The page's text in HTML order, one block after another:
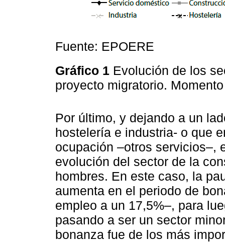
Fuente: EPOERE
Gráfico 1 Evolución de los
proyecto migratorio.
Por último, y dejando a un
hostelería e industria- o que
ocupación –otros servicios–,
evolución del sector de la
hombres. En este caso, la
aumenta en el periodo de
empleo a un 17,5%–, para
pasando a ser un sector
bonanza fue de los más